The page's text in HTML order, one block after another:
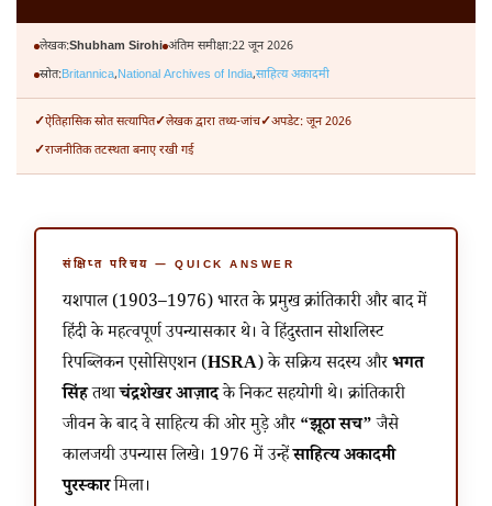
लेखक:Shubham Sirohi अंतिम समीक्षा:22 जून 2026
स्रोत:Britannica,National Archives of India,साहित्य अकादमी
ऐतिहासिक स्रोत सत्यापित लेखक द्वारा तथ्य-जांच
अपडेट: जून 2026
राजनीतिक तटस्थता बनाए रखी गई
संक्षिप्त परिचय — QUICK ANSWER
यशपाल (1903–1976) भारत के प्रमुख क्रांतिकारी और बाद में
हिंदी के महत्वपूर्ण उपन्यासकार थे। वे हिंदुस्तान सोशलिस्ट
रिपब्लिकन एसोसिएशन (HSRA) के सक्रिय सदस्य औरभगत
सिंहतथाचंद्रशेखर आज़ादके निकट सहयोगी थे। क्रांतिकारी
जीवन के बाद वे साहित्य की ओर मुड़े और “झूठा सच”जैसे
कालजयी उपन्यास लिखे। 1976 में उन्हेंसाहित्य अकादमी
पुरस्कारमिला।